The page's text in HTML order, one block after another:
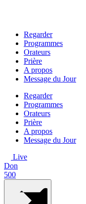
Regarder
Programmes
Orateurs
Prière
A propos
Message du Jour
Regarder
Programmes
Orateurs
Prière
A propos
Message du Jour
Live
Don
500